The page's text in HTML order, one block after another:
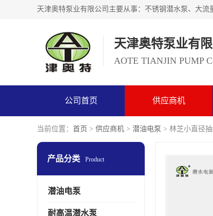
天津奥特泵业有
AOTE TIANJIN PUMP
公司首页 供应商机
当前位置： 首页 > 供应商机 > 潜油电泵 > 林芝小直径
产品分类 Product
潜油电泵
耐高温潜水泵